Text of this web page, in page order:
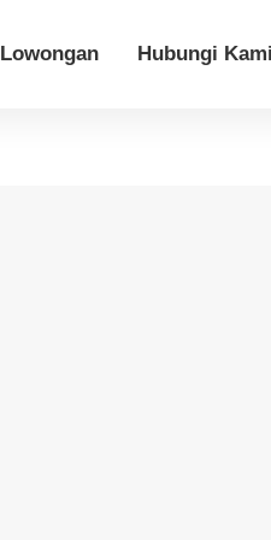
Lowongan Hubungi Kami